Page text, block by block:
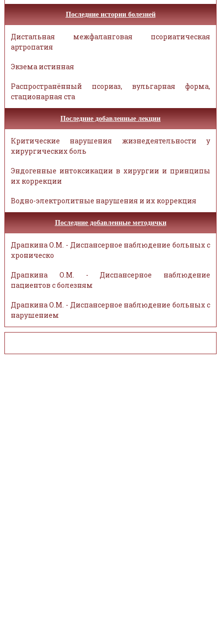
Последние истории болезней
Дистальная межфаланговая псориатическая
артропатия
Экзема истинная
Распространённый псориаз, вульгарная форма,
стационарная ста
Последние добавленные лекции
Критические нарушения жизнедеятельности у
хирургических боль
Эндогенные интоксикации в хирургии и принципы
их коррекции
Водно-электролитные нарушения и их коррекция
Последние добавленные методички
Драпкина О.М. - Диспансерное наблюдение больных с
хроническо
Драпкина О.М. - Диспансерное наблюдение
пациентов с болезням
Драпкина О.М. - Диспансерное наблюдение больных с
нарушением